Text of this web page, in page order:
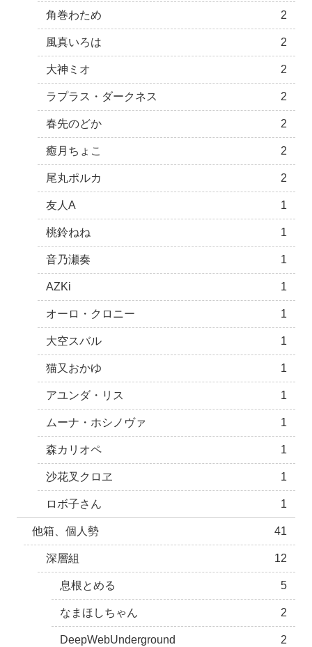
角巻わため 2
風真いろは 2
大神ミオ 2
ラプラス・ダークネス 2
春先のどか 2
癒月ちょこ 2
尾丸ポルカ 2
友人A 1
桃鈴ねね 1
音乃瀬奏 1
AZKi 1
オーロ・クロニー 1
大空スバル 1
猫又おかゆ 1
アユンダ・リス 1
ムーナ・ホシノヴァ 1
森カリオペ 1
沙花叉クロヱ 1
ロボ子さん 1
他箱、個人勢 41
深層組 12
息根とめる 5
なまほしちゃん 2
DeepWebUnderground 2